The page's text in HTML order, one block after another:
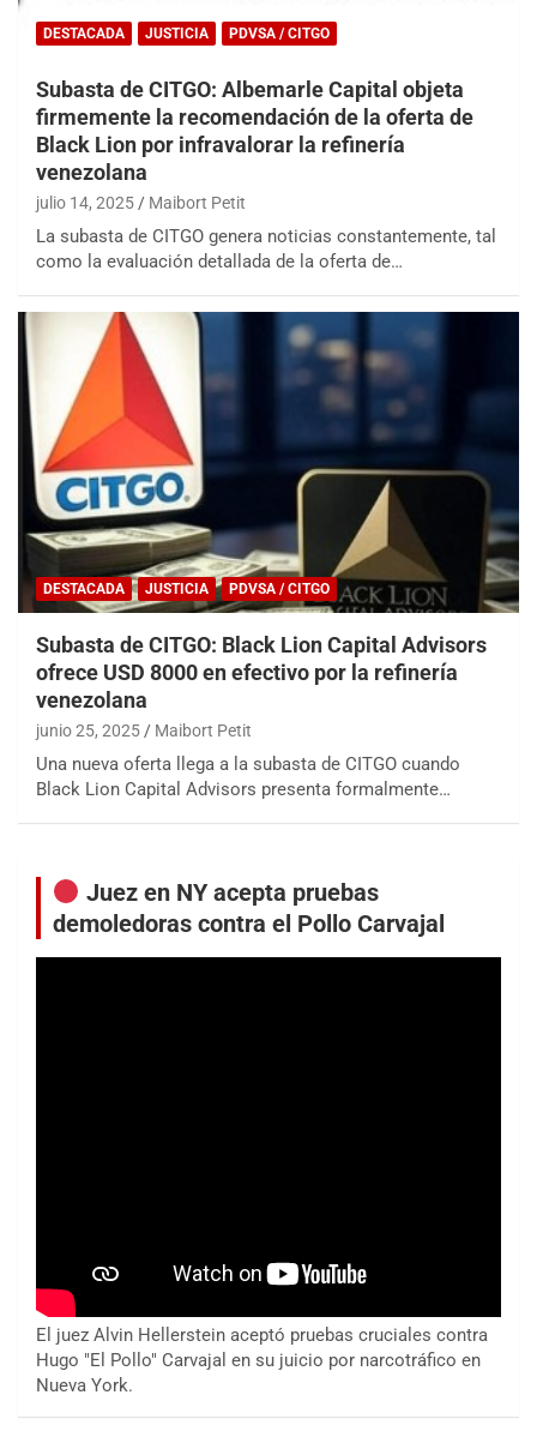
DESTACADA JUSTICIA PDVSA / CITGO
Subasta de CITGO: Albemarle Capital objeta
firmemente la recomendación de la oferta de
Black Lion por infravalorar la refinería
venezolana
julio 14, 2025 Maibort Petit
La subasta de CITGO genera noticias constantemente, tal
como la evaluación detallada de la oferta de…
DESTACADA JUSTICIA PDVSA / CITGO
Subasta de CITGO: Black Lion Capital Advisors
ofrece USD 8000 en efectivo por la refinería
venezolana
junio 25, 2025 Maibort Petit
Una nueva oferta llega a la subasta de CITGO cuando
Black Lion Capital Advisors presenta formalmente…
Juez en NY acepta pruebas
demoledoras contra el Pollo Carvajal
El juez Alvin Hellerstein aceptó pruebas cruciales contra
Hugo "El Pollo" Carvajal en su juicio por narcotráfico en
Nueva York.